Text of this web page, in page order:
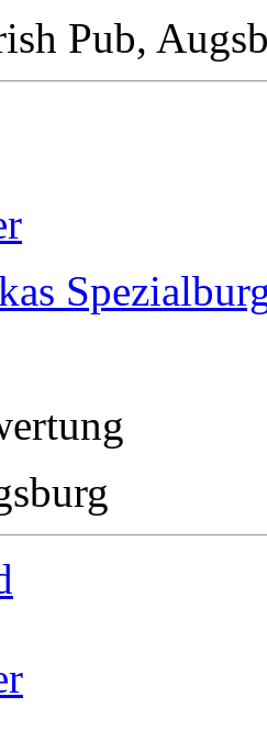
Pub,